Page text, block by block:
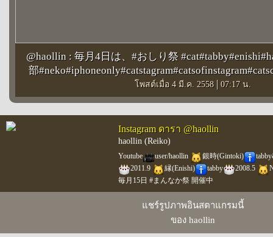
@haollin : 毎月4日は、#おしり祭
部
โพสต์เมื่อ 4 มี.ค. 2558 | 07:17 น.
Instagram ดารา @haollin
haollin (Reiko)
Youtube user/haollin 銀時(Gintoki)
2011.9
縁(Enishi) tabby 2008.5
毎月15日 #まんなか祭 開催中
แชร์รูปภาพอินสตาแกรมนี้
ของ haollin